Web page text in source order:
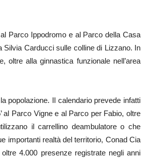
Parco Ippodromo e al Parco della Casa
Silvia Carducci sulle colline di Lizzano. In
alla ginnastica funzionale nell’area
popolazione. Il calendario prevede infatti
al Parco Vigne e al Parco per Fabio, oltre
il carrellino deambulatore o che
importanti realtà del territorio, Conad Cia
4.000 presenze registrate negli anni